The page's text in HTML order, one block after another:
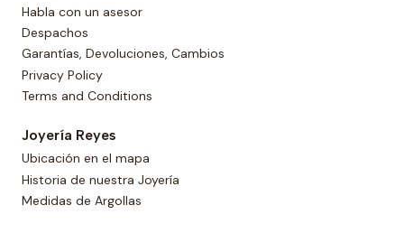
Habla con un asesor
Despachos
Garantías, Devoluciones, Cambios
Privacy Policy
Terms and Conditions
Joyería Reyes
Ubicación en el mapa
Historia de nuestra Joyería
Medidas de Argollas